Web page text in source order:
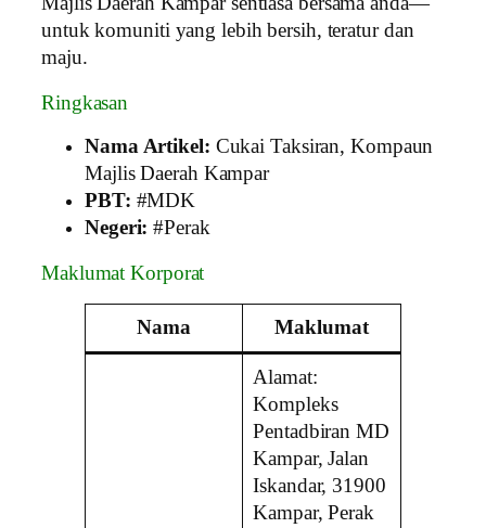
untuk komuniti yang lebih bersih, teratur dan
maju.
Ringkasan
Nama Artikel: Cukai Taksiran, Kompaun
Majlis Daerah Kampar
PBT: #MDK
Negeri: #Perak
Maklumat Korporat
Nama Maklumat
Alamat:
Kompleks
Pentadbiran MD
Kampar, Jalan
Iskandar, 31900
Kampar, Perak